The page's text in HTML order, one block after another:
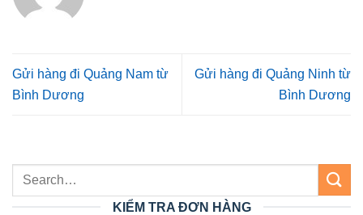
Gửi hàng đi Quảng Nam từ
Bình Dương
Gửi hàng đi Quảng Ninh từ
Bình Dương
KIỂM TRA ĐƠN HÀNG